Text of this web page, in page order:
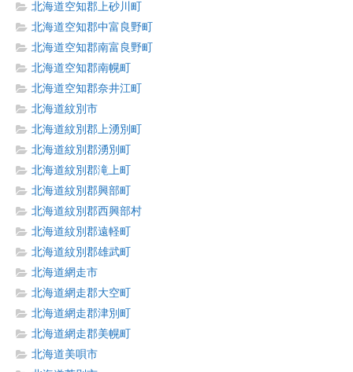
北海道空知郡上砂川町
北海道空知郡中富良野町
北海道空知郡南富良野町
北海道空知郡南幌町
北海道空知郡奈井江町
北海道紋別市
北海道紋別郡上湧別町
北海道紋別郡湧別町
北海道紋別郡滝上町
北海道紋別郡興部町
北海道紋別郡西興部村
北海道紋別郡遠軽町
北海道紋別郡雄武町
北海道網走市
北海道網走郡大空町
北海道網走郡津別町
北海道網走郡美幌町
北海道美唄市